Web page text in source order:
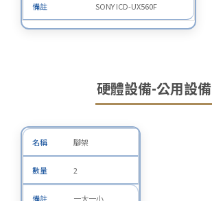
SONY ICD-UX560F
硬體設備-公用設備
腳架
2
一大一小